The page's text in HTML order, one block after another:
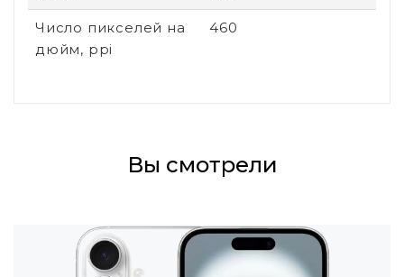
Число пикселей на
дюйм, ppi
460
Вы смотрели